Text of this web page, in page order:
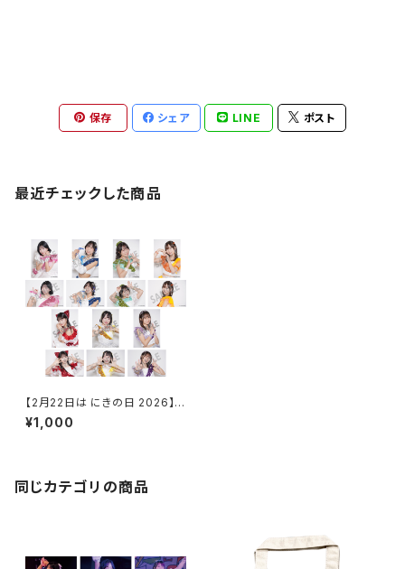
保存 シェア LINE ポスト
最近チェックした商品
【2月22日は にきの日 2026】L
判ランダム生写真（2枚入り） キ
ラプリ衣装ver.
¥1,000
同じカテゴリの商品